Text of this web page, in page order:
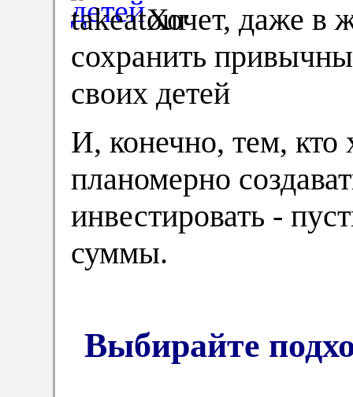
Хочет, даже в
сохранить
своих детей
И, конечно, тем, кто
планомерно
инвестировать -
суммы.
Выбирайте